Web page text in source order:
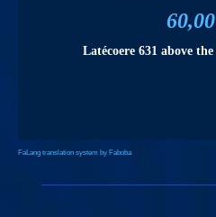
Latécoere 631 above
FaLang translation system by Faboba